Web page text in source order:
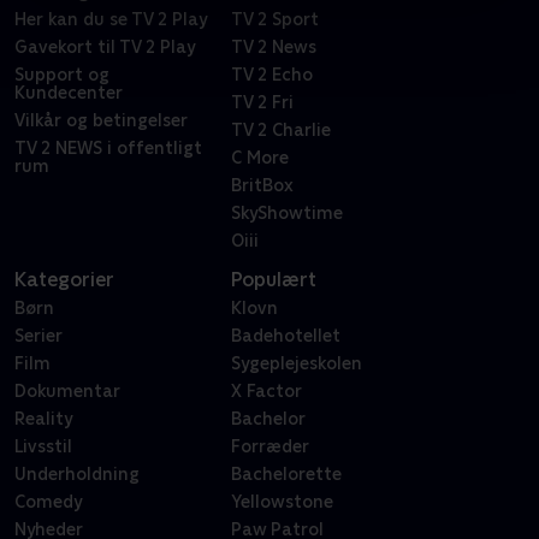
Her kan du se TV 2 Play
Gavekort til TV 2 Play
Support og
Kundecenter
Vilkår og betingelser
TV 2 NEWS i offentligt
rum
TV 2 Sport
TV 2 News
TV 2 Echo
TV 2 Fri
TV 2 Charlie
C More
BritBox
SkyShowtime
Oiii
Kategorier
Børn
Serier
Film
Dokumentar
Reality
Livsstil
Underholdning
Comedy
Nyheder
Populært
Klovn
Badehotellet
Sygeplejeskolen
X Factor
Bachelor
Forræder
Bachelorette
Yellowstone
Paw Patrol